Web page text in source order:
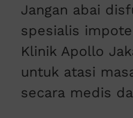
Jangan abai
spesialis
Klinik Apollo
untuk atasi
secara medis